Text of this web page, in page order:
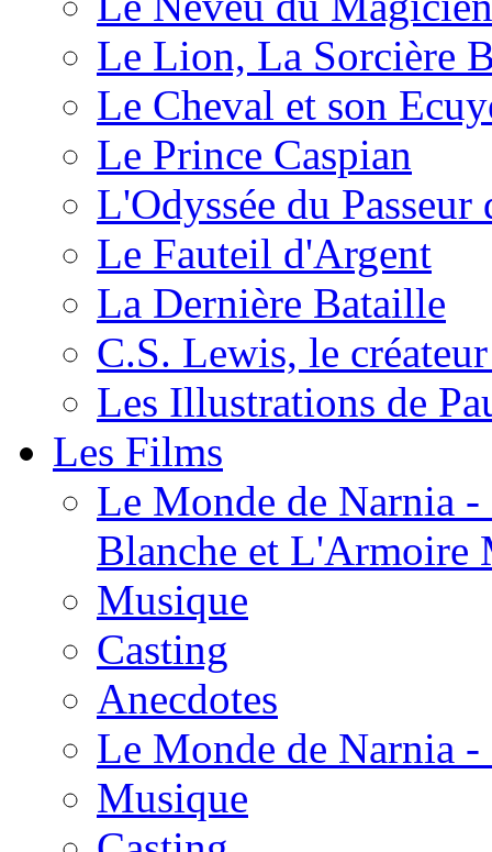
Le Lion, La Sorcière
Le Cheval et son
Le Prince Caspian
L'Odyssée du
Le Fauteil d'Argent
La Dernière Bataille
C.S. Lewis, le
Les Illustrations de
Les Films
Le Monde de Narnia
Blanche et L'Armoire
Musique
Casting
Anecdotes
Le Monde de Narnia
Musique